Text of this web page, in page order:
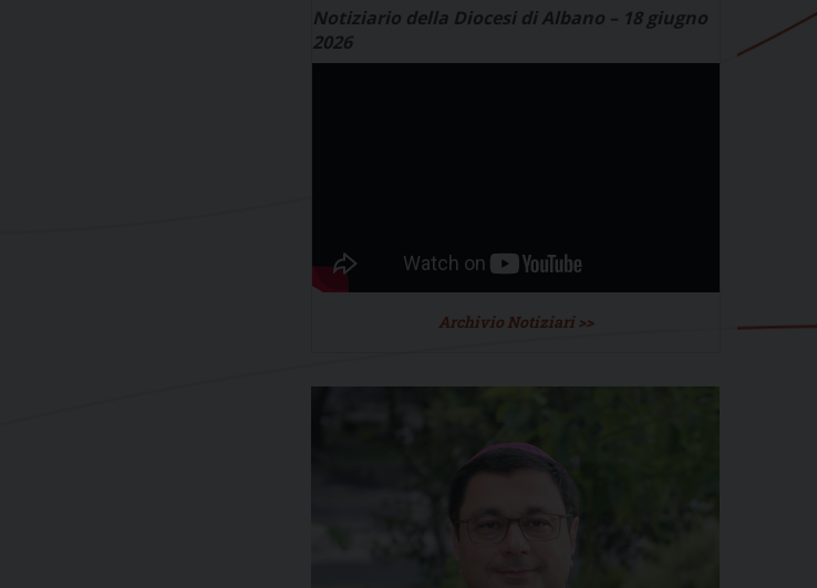
Notiziario della Diocesi di Albano – 18 giugno
2026
Archivio Notiziari >>